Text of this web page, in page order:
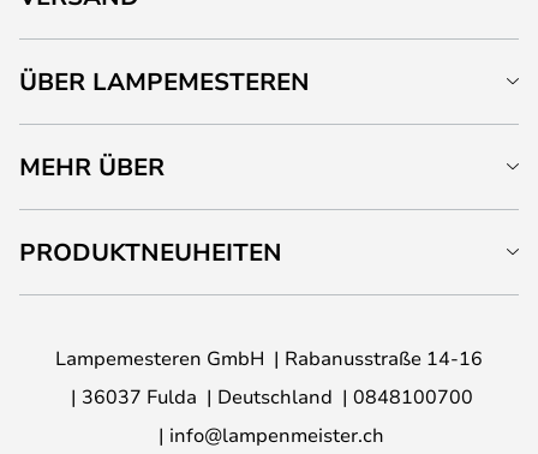
ÜBER LAMPEMESTEREN
MEHR ÜBER
PRODUKTNEUHEITEN
Lampemesteren GmbH
Rabanusstraße 14-16
36037 Fulda
Deutschland
0848100700
info@lampenmeister.ch